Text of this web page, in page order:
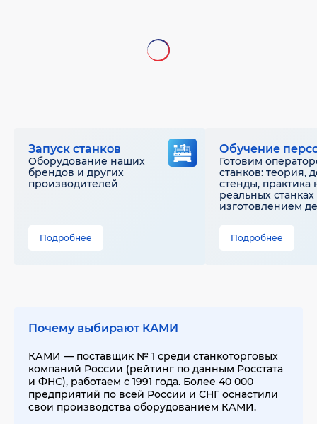
Запуск станков
Оборудование наших
брендов и других
производителей
Подробнее
Обучение
Готовим
станков: теория,
стенды, практика
реальных станках
изготовлением
Подробнее
Почему выбирают КАМИ
КАМИ — поставщик № 1 среди станкоторговых
компаний России (рейтинг по данным Росстата
и ФНС), работаем с 1991 года. Более 40 000
предприятий по всей России и СНГ оснастили
свои производства оборудованием КАМИ.